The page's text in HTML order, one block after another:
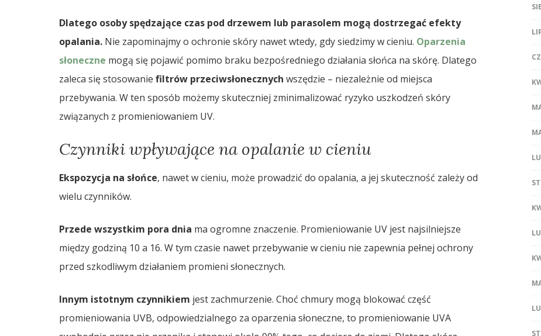
Dlatego osoby spędzające czas pod drzewem lub parasolem mogą dostrzegać efekty
opalania.Nie zapominajmy o ochronie skóry nawet wtedy, gdy siedzimy w cieniu. Oparzenia
słoneczne mogą się pojawić pomimo braku bezpośredniego działania słońca na skórę. Dlatego
zaleca się stosowanie filtrów przeciwsłonecznych wszędzie – niezależnie od miejsca
przebywania. W ten sposób możemy skuteczniej zminimalizować ryzyko uszkodzeń skóry
związanych z promieniowaniem UV.
Czynniki wpływające na opalanie w cieniu
Ekspozycja na słońce, nawet w cieniu, może prowadzić do opalania, a jej skuteczność zależy od
wielu czynników.
Przede wszystkim pora dnia ma ogromne znaczenie. Promieniowanie UV jest najsilniejsze
między godziną 10 a 16. W tym czasie nawet przebywanie w cieniu nie zapewnia pełnej ochrony
przed szkodliwym działaniem promieni słonecznych.
Innym istotnym czynnikiem jest zachmurzenie. Choć chmury mogą blokować część
promieniowania UVB, odpowiedzialnego za oparzenia słoneczne, to promieniowanie UVA